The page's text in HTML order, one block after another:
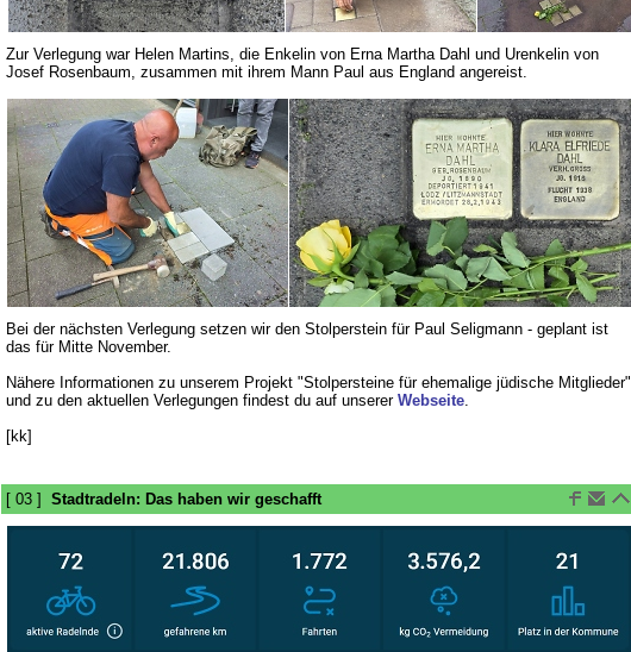
Zur Verlegung war Helen Martins, die Enkelin von Erna Martha Dahl und Urenkelin von
Josef Rosenbaum, zusammen mit ihrem Mann Paul aus England angereist.
Bei der nächsten Verlegung setzen wir den Stolperstein für Paul Seligmann - geplant ist
das für Mitte November.
Nähere Informationen zu unserem Projekt "Stolpersteine für ehemalige jüdische Mitglieder"
und zu den aktuellen Verlegungen findest du auf unserer Webseite.
[kk]
[ 03 ] Stadtradeln: Das haben wir geschafft